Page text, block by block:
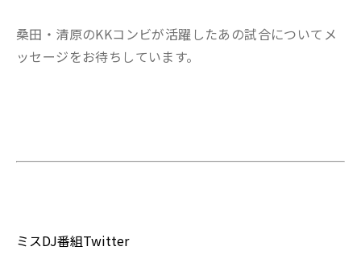
桑田・清原のKKコンビが活躍したあの試合についてメ
ッセージをお待ちしています。
ミスDJ番組Twitter